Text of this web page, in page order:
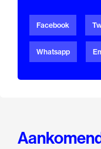
Facebook
Whatsapp